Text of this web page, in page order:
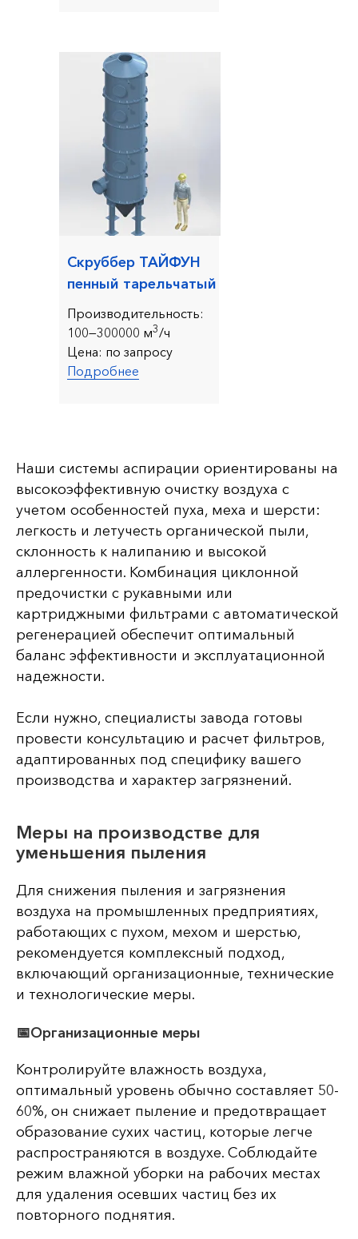
Скруббер ТАЙФУН
пенный тарельчатый
Производительность:
100—300000 м3/ч
Цена: по запросу
Подробнее
Наши системы аспирации ориентированы на
высокоэффективную очистку воздуха с
учетом особенностей пуха, меха и шерсти:
легкость и летучесть органической пыли,
склонность к налипанию и высокой
аллергенности. Комбинация циклонной
предочистки с рукавными или
картриджными фильтрами с автоматической
регенерацией обеспечит оптимальный
баланс эффективности и эксплуатационной
надежности.
Если нужно, специалисты завода готовы
провести консультацию и расчет фильтров,
адаптированных под специфику вашего
производства и характер загрязнений.
Меры на производстве для
уменьшения пыления
Для снижения пыления и загрязнения
воздуха на промышленных предприятиях,
работающих с пухом, мехом и шерстью,
рекомендуется комплексный подход,
включающий организационные, технические
и технологические меры.
📅Организационные меры
Контролируйте влажность воздуха,
оптимальный уровень обычно составляет 50-
60%, он снижает пыление и предотвращает
образование сухих частиц, которые легче
распространяются в воздухе. Соблюдайте
режим влажной уборки на рабочих местах
для удаления осевших частиц без их
повторного поднятия.